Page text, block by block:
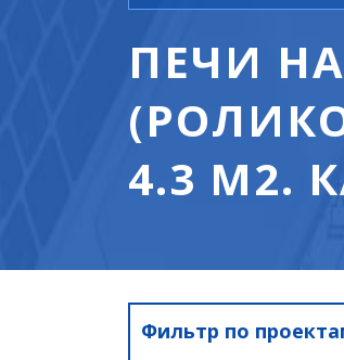
ПЕЧИ
4.3 М2.
Фильтр по